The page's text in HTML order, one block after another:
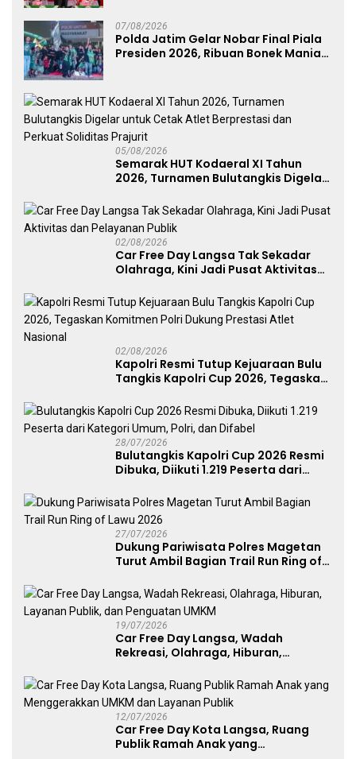
07/08/2026
Polda Jatim Gelar Nobar Final Piala
Presiden 2026, Ribuan Bonek Mania
05/08/2026
Semarak HUT Kodaeral XI Tahun
2026, Turnamen Bulutangkis Digelar
Perkuat Soliditas Prajurit
02/08/2026
Car Free Day Langsa Tak Sekadar
Olahraga, Kini Jadi Pusat Aktivitas
02/08/2026
Kapolri Resmi Tutup Kejuaraan Bulu
Tangkis Kapolri Cup 2026, Tegaskan
Atlet Nasional
28/07/2026
Bulutangkis Kapolri Cup 2026 Resmi
Dibuka, Diikuti 1.219 Peserta dari
27/07/2026
Dukung Pariwisata Polres Magetan
Turut Ambil Bagian Trail Run Ring of
19/07/2026
Car Free Day Langsa, Wadah
Rekreasi, Olahraga, Hiburan,
UMKM
12/07/2026
Car Free Day Kota Langsa, Ruang
Publik Ramah Anak yang